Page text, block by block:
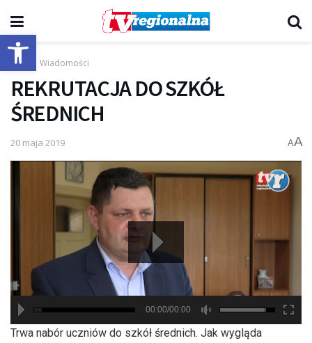
Otwórz pasek narzędzi
Start Wiadomości
REKRUTACJA DO SZKÓŁ
ŚREDNICH
20 maja 2019 AA
hd2880
hd2160
hd2160
hd1440
highres
hd1080
hd720
medium
00:00/00:00
Trwa nabór uczniów do szkół średnich. Jak wygląda